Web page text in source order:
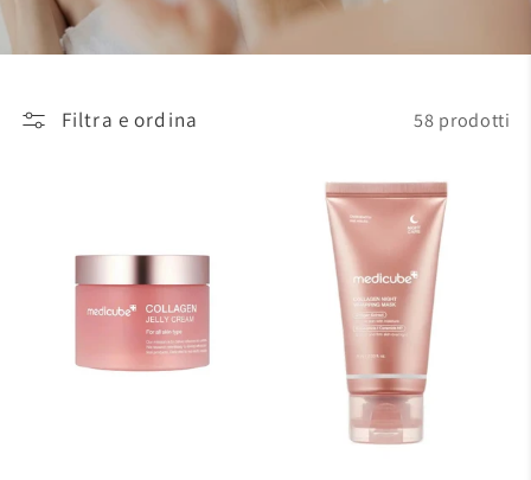
Filtra e ordina 58 prodotti